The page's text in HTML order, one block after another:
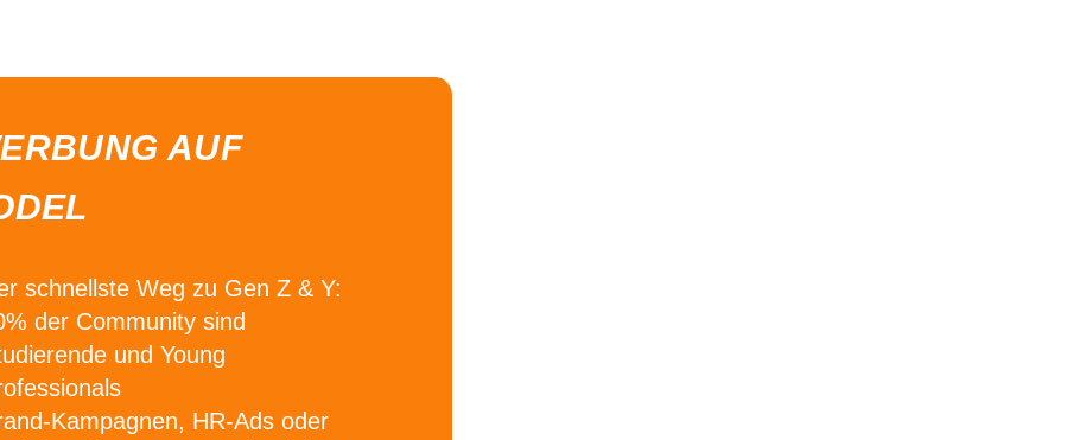
AUF
schnellste Weg zu Gen Z & Y:
der Community sind
und Young
Kampagnen, HR-Ads oder